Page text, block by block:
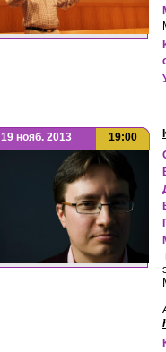
19 нояб. 2013 19:00